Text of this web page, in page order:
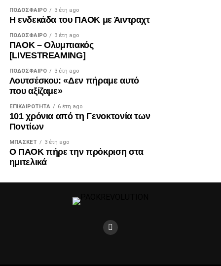
ΠΟΔΌΣΦΑΙΡΟ 3 έτη ago
Η ενδεκάδα του ΠΑΟΚ με Άιντραχτ
ΠΟΔΌΣΦΑΙΡΟ 3 έτη ago
ΠΑΟΚ – Ολυμπιακός
[LIVESTREAMING]
ΠΟΔΌΣΦΑΙΡΟ 3 έτη ago
Λουτσέσκου: «Δεν πήραμε αυτό
που αξίζαμε»
ΕΠΙΚΑΙΡΌΤΗΤΑ 6 έτη ago
101 χρόνια από τη Γενοκτονία των
Ποντίων
ΜΠΆΣΚΕΤ 3 έτη ago
Ο ΠΑΟΚ πήρε την πρόκριση στα
ημιτελικά